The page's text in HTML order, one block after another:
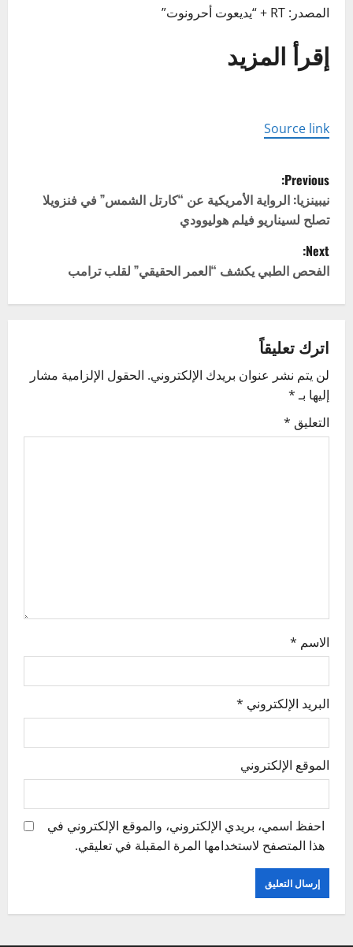
المصدر: RT + “يديعوت أحرونوت”
إقرأ المزيد
Source link
P
o
s
t
n
a
v
i
g
Previous:
نيبينزيا: الرواية الأمريكية عن “كارتل الشمس” في فنزويلا
تصلح لسيناريو فيلم هوليوودي
Next:
الفحص الطبي يكشف “العمر الحقيقي” لقلب ترامب
اترك تعليقاً
لن يتم نشر عنوان بريدك الإلكتروني. الحقول الإلزامية مشار
إليها بـ*
التعليق *
الاسم *
البريد الإلكتروني *
الموقع الإلكتروني
احفظ اسمي، بريدي الإلكتروني، والموقع الإلكتروني في
هذا المتصفح لاستخدامها المرة المقبلة في تعليقي.